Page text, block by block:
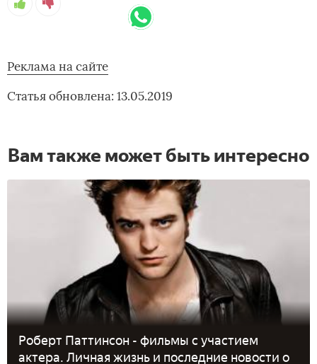
Реклама на сайте
Статья обновлена: 13.05.2019
Вам также может быть интересно
Роберт Паттинсон - фильмы с участием
актера. Личная жизнь и последние новости о